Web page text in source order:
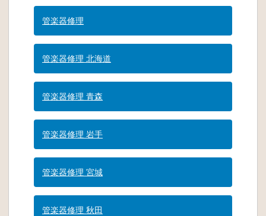
管楽器修理
管楽器修理 北海道
管楽器修理 青森
管楽器修理 岩手
管楽器修理 宮城
管楽器修理 秋田